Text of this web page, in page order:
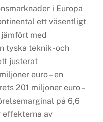
i Europa
ett väsentligt
med
tyska teknik- och
justerat
euro – en
201 miljoner euro –
på 6,6
effekterna av